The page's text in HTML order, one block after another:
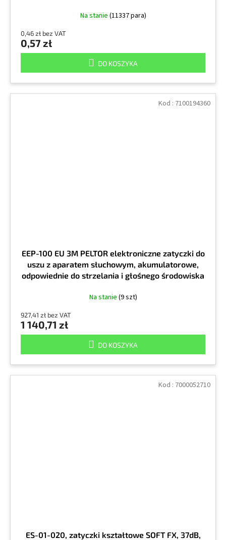
Na stanie (11337 para)
0,46 zł bez VAT
0,57 zł
DO KOSZYKA
EEP-100 EU 3M PELTOR elektroniczne zatyczki do
uszu z aparatem słuchowym, akumulatorowe,
odpowiednie do strzelania i głośnego środowiska
Na stanie (9 szt)
927,41 zł bez VAT
1 140,71 zł
DO KOSZYKA
Kod : 7100194360
ES-01-020, zatyczki kształtowe SOFT FX, 37dB,
Kod : 7000052710